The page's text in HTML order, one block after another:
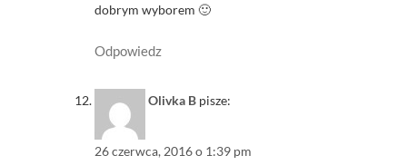
dobrym wyborem 🙂
Odpowiedz
Olivka B pisze:
26 czerwca, 2016 o 1:39 pm